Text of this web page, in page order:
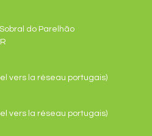
do Parelhão
vers la réseau portugais)
vers la réseau portugais)